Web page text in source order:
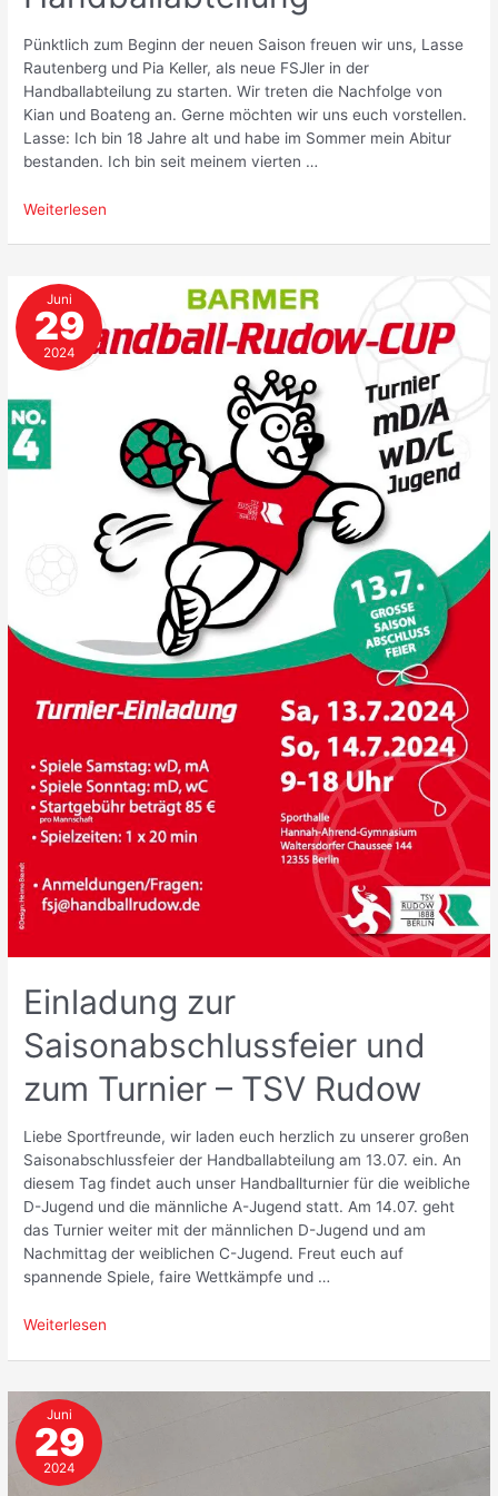
Pünktlich zum Beginn der neuen Saison freuen wir uns, Lasse
Rautenberg und Pia Keller, als neue FSJler in der
Handballabteilung zu starten. Wir treten die Nachfolge von
Kian und Boateng an. Gerne möchten wir uns euch vorstellen.
Lasse: Ich bin 18 Jahre alt und habe im Sommer mein Abitur
bestanden. Ich bin seit meinem vierten …
Neue
Handballabteilung
Weiterlesen
Juni
29
2024
Einladung zur
Saisonabschlussfeier und
zum Turnier – TSV Rudow
Liebe Sportfreunde, wir laden euch herzlich zu unserer großen
Saisonabschlussfeier der Handballabteilung am 13.07. ein. An
diesem Tag findet auch unser Handballturnier für die weibliche
D-Jugend und die männliche A-Jugend statt. Am 14.07. geht
das Turnier weiter mit der männlichen D-Jugend und am
Nachmittag der weiblichen C-Jugend. Freut euch auf
spannende Spiele, faire Wettkämpfe und …
Einladung
und
zum
Turnier
–
TSV
Weiterlesen
Juni
29
2024